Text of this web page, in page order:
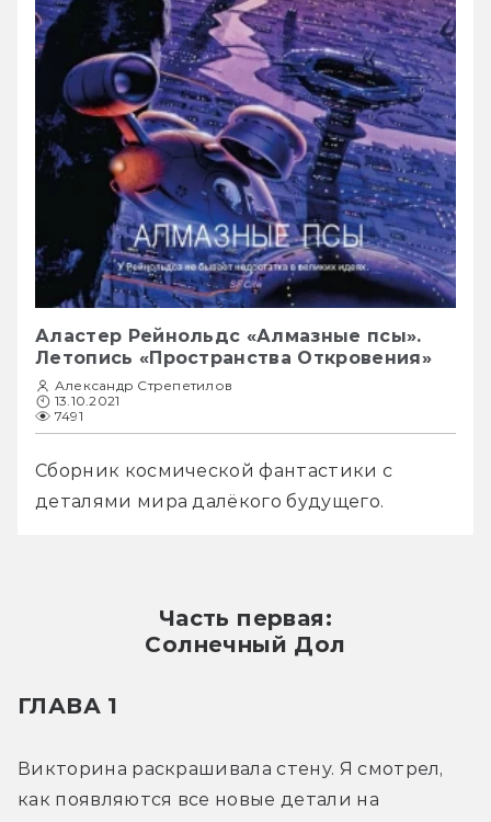
Аластер Рейнольдс «Алмазные псы».
Летопись «Пространства Откровения»
Александр Стрепетилов
13.10.2021
7491
Сборник космической фантастики с
деталями мира далёкого будущего.
Часть первая:
Солнечный Дол
ГЛАВА 1
Викторина раскрашивала стену. Я смотрел,
как появляются все новые детали на